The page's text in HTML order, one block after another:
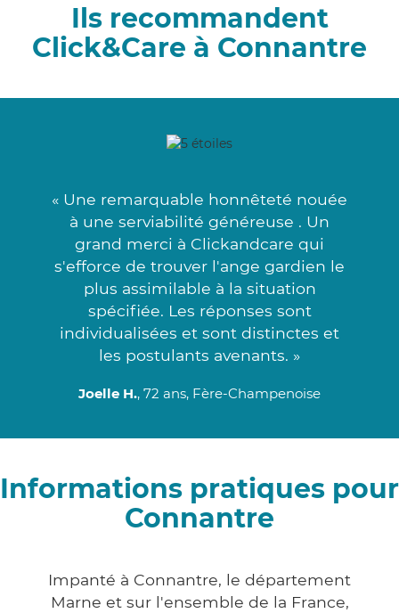
Ils recommandent
Click&Care à Connantre
« Une remarquable honnêteté nouée
à une serviabilité généreuse . Un
grand merci à Clickandcare qui
s'efforce de trouver l'ange gardien le
plus assimilable à la situation
spécifiée. Les réponses sont
individualisées et sont distinctes et
les postulants avenants. »
Joelle H., 72 ans, Fère-Champenoise
Informations pratiques pour
Connantre
Impanté à Connantre, le département
Marne et sur l'ensemble de la France,